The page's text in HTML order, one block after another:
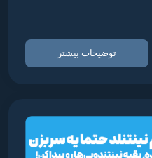
توضیحات بیشتر